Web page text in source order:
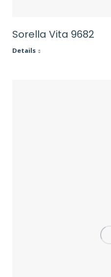
Sorella Vita 9682
Details